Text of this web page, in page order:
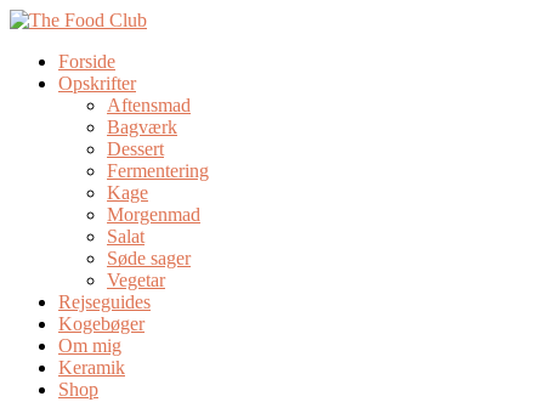
Forside
Opskrifter
Aftensmad
Bagværk
Dessert
Fermentering
Kage
Morgenmad
Salat
Søde sager
Vegetar
Rejseguides
Kogebøger
Om mig
Keramik
Shop